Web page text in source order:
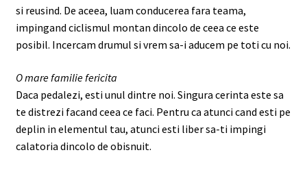
si reusind. De aceea, luam conducerea fara teama,
impingand ciclismul montan dincolo de ceea ce este
posibil. Incercam drumul si vrem sa-i aducem pe toti cu noi.
O mare familie fericita
Daca pedalezi, esti unul dintre noi. Singura cerinta este sa
te distrezi facand ceea ce faci. Pentru ca atunci cand esti pe
deplin in elementul tau, atunci esti liber sa-ti impingi
calatoria dincolo de obisnuit.